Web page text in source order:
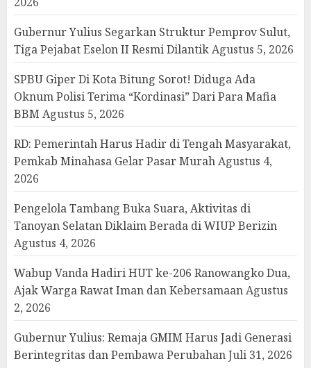
Gubernur Yulius Segarkan Struktur Pemprov Sulut,
Tiga Pejabat Eselon II Resmi DilantikAgustus 5, 2026
SPBU Giper Di Kota Bitung Sorot! Diduga Ada
Oknum Polisi Terima “Kordinasi” Dari Para Mafia
BBM Agustus 5, 2026
RD: Pemerintah Harus Hadir di Tengah Masyarakat,
Pemkab Minahasa Gelar Pasar MurahAgustus 4,
2026
Pengelola Tambang Buka Suara, Aktivitas di
Tanoyan Selatan Diklaim Berada di WIUP Berizin
Agustus 4, 2026
Wabup Vanda Hadiri HUT ke-206 Ranowangko Dua,
Ajak Warga Rawat Iman dan KebersamaanAgustus
2, 2026
Gubernur Yulius: Remaja GMIM Harus Jadi Generasi
Berintegritas dan Pembawa PerubahanJuli 31, 2026